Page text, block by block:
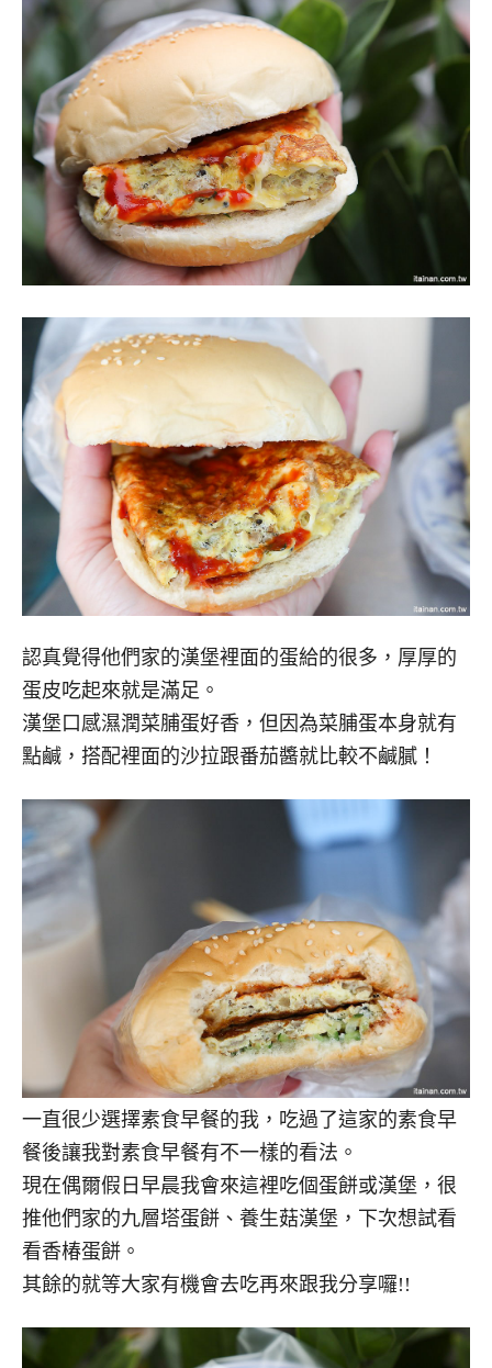
認真覺得他們家的漢堡裡面的蛋給的很多，厚厚的
蛋皮吃起來就是滿足。
漢堡口感濕潤菜脯蛋好香，但因為菜脯蛋本身就有
點鹹，搭配裡面的沙拉跟番茄醬就比較不鹹膩！
一直很少選擇素食早餐的我，吃過了這家的素食早
餐後讓我對素食早餐有不一樣的看法。
現在偶爾假日早晨我會來這裡吃個蛋餅或漢堡，很
推他們家的九層塔蛋餅、養生菇漢堡，下次想試看
看香椿蛋餅。
其餘的就等大家有機會去吃再來跟我分享囉!!